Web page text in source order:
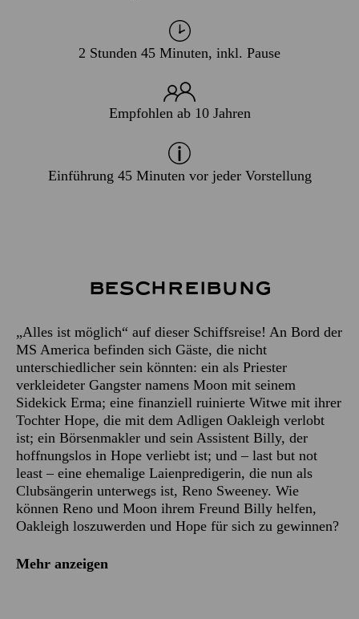
2 Stunden 45 Minuten, inkl. Pause
Empfohlen ab 10 Jahren
Einführung 45 Minuten vor jeder Vorstellung
Beschreibung
„Alles ist möglich“ auf dieser Schiffsreise! An Bord der
MS America befinden sich Gäste, die nicht
unterschiedlicher sein könnten: ein als Priester
verkleideter Gangster namens Moon mit seinem
Sidekick Erma; eine finanziell ruinierte Witwe mit ihrer
Tochter Hope, die mit dem Adligen Oakleigh verlobt
ist; ein Börsenmakler und sein Assistent Billy, der
hoffnungslos in Hope verliebt ist; und – last but not
least – eine ehemalige Laienpredigerin, die nun als
Clubsängerin unterwegs ist, Reno Sweeney. Wie
können Reno und Moon ihrem Freund Billy helfen,
Oakleigh loszuwerden und Hope für sich zu gewinnen?
Mehr anzeigen